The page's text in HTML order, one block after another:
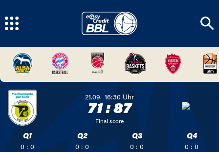
21.09. 16:30 Uhr
71:87
Final score
Q1
0 : 0
Q2
0 : 0
Q3
0 : 0
Q4
0 : 0